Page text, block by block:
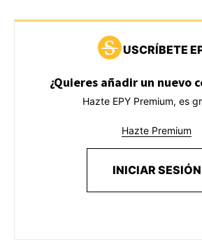
USCRÍBETE
¿Quieres añadir un nuevo
Hazte EPY Premium, es
Hazte Premium
INICIAR SESIÓN